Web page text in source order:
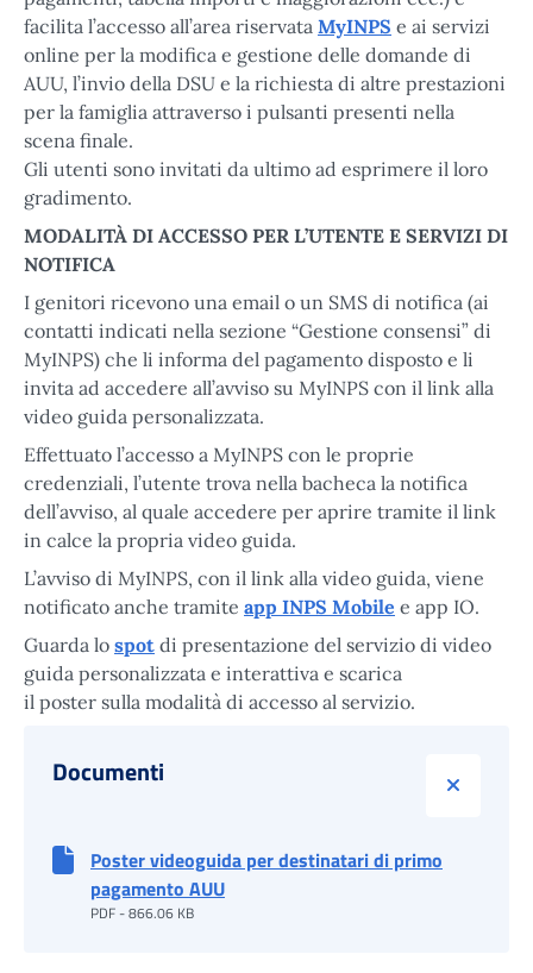
facilita l’accesso all’area riservata MyINPS e ai servizi
online per la modifica e gestione delle domande di
AUU, l’invio della DSU e la richiesta di altre prestazioni
per la famiglia attraverso i pulsanti presenti nella
scena finale.
Gli utenti sono invitati da ultimo ad esprimere il loro
gradimento.
MODALITÀ DI ACCESSO PER L’UTENTE E SERVIZI DI
NOTIFICA
I genitori ricevono una email o un SMS di notifica (ai
contatti indicati nella sezione “Gestione consensi” di
MyINPS) che li informa del pagamento disposto e li
invita ad accedere all’avviso su MyINPS con il link alla
video guida personalizzata.
Effettuato l’accesso a MyINPS con le proprie
credenziali, l’utente trova nella bacheca la notifica
dell’avviso, al quale accedere per aprire tramite il link
in calce la propria video guida.
L’avviso di MyINPS, con il link alla video guida, viene
notificato anche tramite app INPS Mobile e app IO.
Guarda lo spot di presentazione del servizio di video
guida personalizzata e interattiva e scarica
il poster sulla modalità di accesso al servizio.
Documenti
Poster videoguida per destinatari di primo
pagamento AUU
PDF - 866.06 KB